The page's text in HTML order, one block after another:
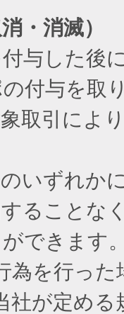
・消滅）
与した後
付与を取
取引によ
いずれか
ることな
できます
為を行った
社が定め